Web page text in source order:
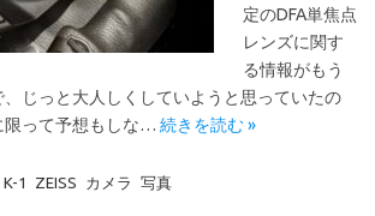
定のDFA単焦点
レンズに関す
る情報がもう
じっと大人しくしていようと思っていたの
限って予想もしな… 続きを読む »
1 ZEISS カメラ 写真